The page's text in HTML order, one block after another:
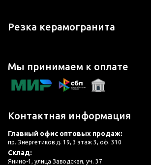
Резка керамогранита
Мы принимаем к оплате
Контактная информация
Главный офис оптовых продаж:
пр. Энергетиков д. 19, 3 этаж 3, оф. 310
Склад:
Янино-1, улица Заводская, уч. 37